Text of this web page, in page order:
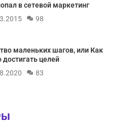
в сетевой маркетинг
98
маленьких шагов, или Как
достигать целей
83